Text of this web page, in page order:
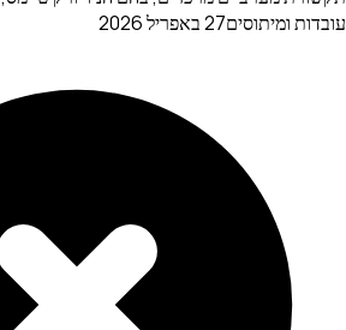
עובדות ומיתוסים27 באפריל 2026